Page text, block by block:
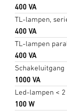
400 VA
TL-lampen,
400 VA
TL-lampen
400 VA
Schakeluitgang
1000 VA
Led-lampen < 2
100 W